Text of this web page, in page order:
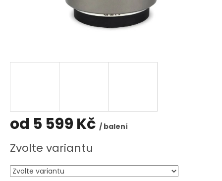
od 5 599 Kč / balení
cena:
Zvolte variantu